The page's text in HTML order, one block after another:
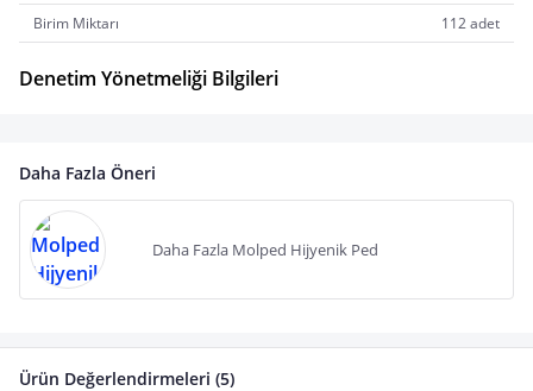
Birim Miktarı
112 adet
Denetim Yönetmeliği Bilgileri
Daha Fazla Öneri
Daha Fazla Molped Hijyenik Ped
Ürün Değerlendirmeleri (5)